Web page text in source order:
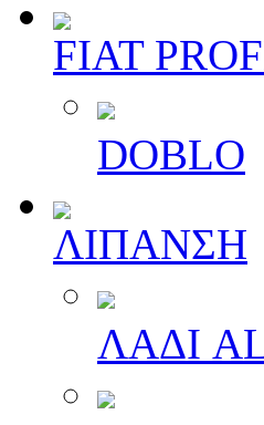
FIAT
DOBLO
ΛΙΠΑΝΣΗ
ΛΑΔΙ